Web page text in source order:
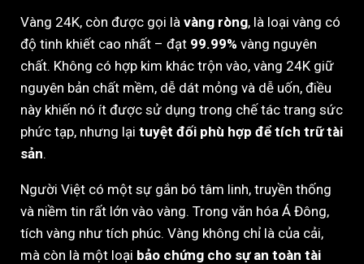
Vàng 24K, còn được gọi là vàng ròng, là loại vàng có
độ tinh khiết cao nhất – đạt 99.99% vàng nguyên
chất. Không có hợp kim khác trộn vào, vàng 24K giữ
nguyên bản chất mềm, dễ dát mỏng và dễ uốn, điều
này khiến nó ít được sử dụng trong chế tác trang sức
phức tạp, nhưng lại tuyệt đối phù hợp để tích trữ tài
sản.
Người Việt có một sự gắn bó tâm linh, truyền thống
và niềm tin rất lớn vào vàng. Trong văn hóa Á Đông,
tích vàng như tích phúc. Vàng không chỉ là của cải,
mà còn là một loại bảo chứng cho sự an toàn tài